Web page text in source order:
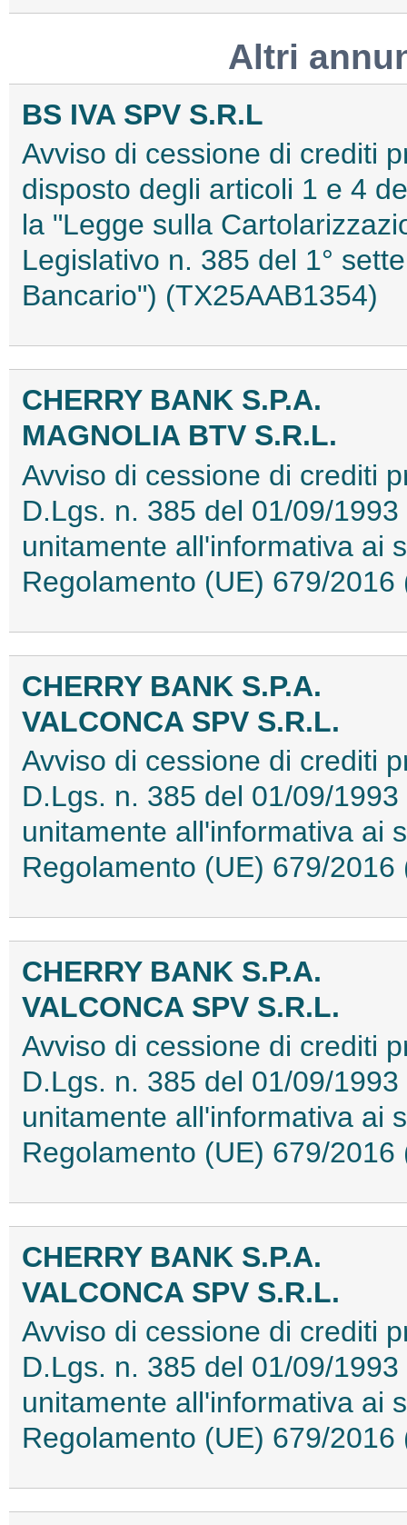
Altri
BS IVA SPV S.R.L
Avviso di cessione di crediti
disposto degli articoli 1 e 4
la "Legge sulla
Legislativo n. 385 del 1°
Bancario") (TX25AAB1354)
CHERRY BANK S.P.A.
MAGNOLIA BTV S.R.L.
Avviso di cessione di crediti
D.Lgs. n. 385 del 01/09/
unitamente all'informativa ai
Regolamento (UE) 679/
CHERRY BANK S.P.A.
VALCONCA SPV S.R.L.
Avviso di cessione di crediti
D.Lgs. n. 385 del 01/09/
unitamente all'informativa ai
Regolamento (UE) 679/
CHERRY BANK S.P.A.
VALCONCA SPV S.R.L.
Avviso di cessione di crediti
D.Lgs. n. 385 del 01/09/
unitamente all'informativa ai
Regolamento (UE) 679/
CHERRY BANK S.P.A.
VALCONCA SPV S.R.L.
Avviso di cessione di crediti
D.Lgs. n. 385 del 01/09/
unitamente all'informativa ai
Regolamento (UE) 679/